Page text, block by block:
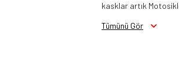
HJC F100 Kask Semi
kasklar artık
Tümünü Gör